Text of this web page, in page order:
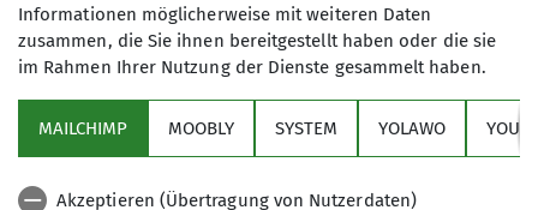
wertvoller Moorlandschaften zur Folge haben.
Diese Eingriffe stellen eine massive Bedrohung für
das sensible Ökosystem der Alpen dar.
Warum das uns alle angeht – und
besonders den DAV Mainz:
Informationen möglicherweise mit weiteren Daten
zusammen, die Sie ihnen bereitgestellt haben oder die sie
im Rahmen Ihrer Nutzung der Dienste gesammelt haben.
MAILCHIMP MOOBLY SYSTEM YOLAWO
Akzeptieren (Übertragung von Nutzerdaten)